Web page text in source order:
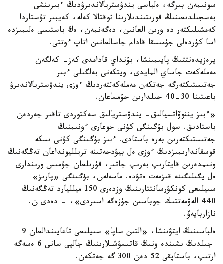
سونىمەن بىرگە، ەلباسى يندۋستريالاندىرۋدىڭ ءبىرىنشى
بەسجىلدىعىنىڭ قورىتىندىلارىنا توقتالا كەلە، كەيبىر تۇستاردا
كەمشىلىكتەر دە ورىن العانىن، دەگەنمەن، ەڭ باستىسى ەلىمىزدە
اسا كۇردەلى جۇمىسقا قادام جاسالعانىن اتاپ ءوتتى.
پرەزيدەنتتىڭ پايىمىنشا، بۇنداي قادامدى كەز- كەلگەن
مەملەكەت جاساي المايدى، ويتكەنى بەلگىلى ءبىر
جەتىستىكتەرگە جەتكەن مەملەكەتتەردىڭ ءوزى يندۋستريالاندىرۋ
باعىتىنا 30-40 جىلدارىن جۇمساعان.
«ءبىز يننوۆاتسيالىق- يندۋستريالىق سەكتوردى تاقىر جەردەن
باستادىق. سول بۇگىنگى كۇنى جوعارى ءونىمنىڭ
جەتىستىكتەرىن بەرە باستادى. ءبىز بۇگىنگى كۇنى ىسكە
قوسقاندارىمىزدىڭ ءوزى ەل بيۋدجەتىنە تريلليونداعان تەڭگەنىڭ
ونىمدەرىن قايتارىپ بەرىپ جاتىر، قۇرىلعان جۇمىس ورىندارى
ەل يگىلىگىنە قىزمەت ەتۋدە. ماسەلەن، بۇگىنگى «پارىز»
سىيلىعى كونكۋرسانتتارىنىڭ وزدەرى 150 ميلليارد تەڭگەنىڭ
440 الەۋمەتتىك جوباسىن جۇزەگە اسىردى»، - دەدى ن.
نازاربايەۆ.
ەلباسىنىڭ ايتۋىنشا، «التىن ساپا» سىيلىعى تاعايىندالعان 9
جىلدىڭ ىشىندە ونىڭ قاتىسۋشىلارىنىڭ جالپى سانى 6 ەسەگە
ارتىپ، باستاپقى 52 دەن 300 گە جەتكەن.